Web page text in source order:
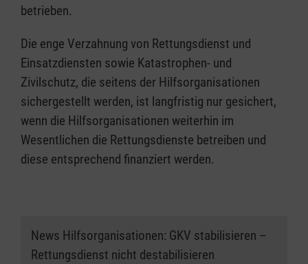
betrieben.
Die enge Verzahnung von Rettungsdienst und
Einsatzdiensten sowie Katastrophen- und
Zivilschutz, die seitens der Hilfsorganisationen
sichergestellt werden, ist langfristig nur gesichert,
wenn die Hilfsorganisationen weiterhin im
Wesentlichen die Rettungsdienste betreiben und
diese entsprechend finanziert werden.
News Hilfsorganisationen: GKV stabilisieren –
Rettungsdienst nicht destabilisieren